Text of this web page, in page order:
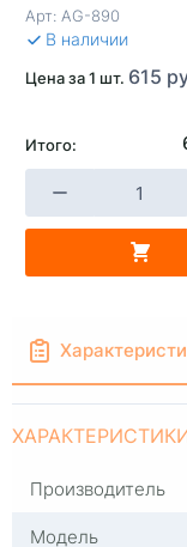
Арт: AG-890
В наличии
Цена за 1 шт. 615
Итого:
КОРЗИНУ
Производитель
Модель